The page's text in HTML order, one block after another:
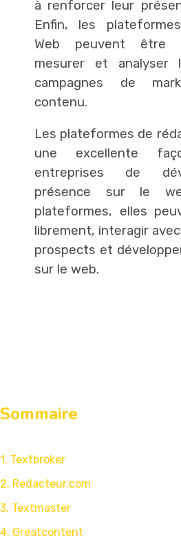
à renforcer leur
Enfin, les
Web peuvent être
mesurer et analyser
campagnes de
contenu.
Les plateformes de
une excellente
entreprises de
présence sur le
plateformes, elles
librement, interagir
prospects et
sur le web.
Sommaire
1. Textbroker
2. Redacteur.com
3. Textmaster
4. Greatcontent